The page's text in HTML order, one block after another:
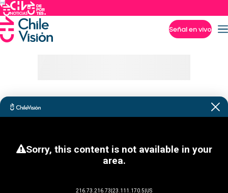
Señal en vivo